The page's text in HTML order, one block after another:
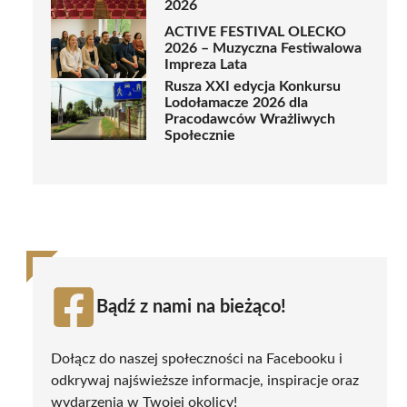
2026
ACTIVE FESTIVAL OLECKO
2026 – Muzyczna Festiwalowa
Impreza Lata
Rusza XXI edycja Konkursu
Lodołamacze 2026 dla
Pracodawców Wrażliwych
Społecznie
Bądź z nami na bieżąco!
Dołącz do naszej społeczności na Facebooku i
odkrywaj najświeższe informacje, inspiracje oraz
wydarzenia w Twojej okolicy!